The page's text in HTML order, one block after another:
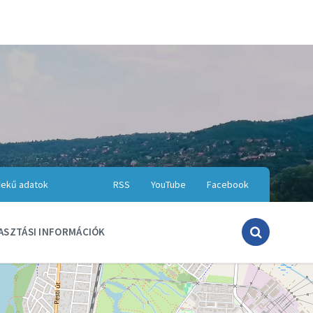
Facebook
YouTube
RSS
adatok
INFORMÁCIÓK